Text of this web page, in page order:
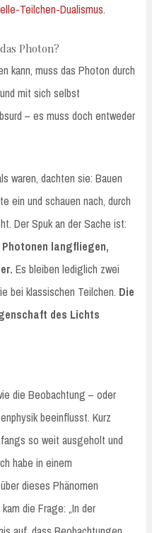
Teilchen-Dualismus.
Photon?
kann, muss das Photon durch
mit sich selbst
– es muss doch entweder
waren, dachten sie: Bauen
ein und schauen nach, durch
Der Spuk an der Sache ist:
langfliegen,
Es bleiben lediglich zwei
bei klassischen Teilchen. Die
des Lichts
die Beobachtung – oder
beeinflusst. Kurz
so weit ausgeholt und
habe in einem
dieses Phänomen
die Frage: „In der